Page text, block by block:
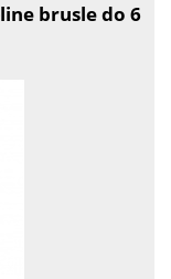
brusle do 6